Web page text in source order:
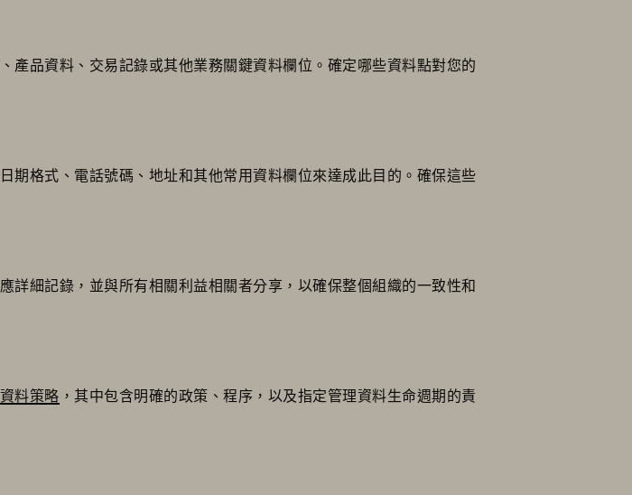
產品資料、交易記錄或其他業務關鍵資料欄位。確定哪些資料點對您的
期格式、電話號碼、地址和其他常用資料欄位來達成此目的。確保這些
詳細記錄，並與所有相關利益相關者分享，以確保整個組織的一致性和
資料策略 ，其中包含明確的政策、程序，以及指定管理資料生命週期的責